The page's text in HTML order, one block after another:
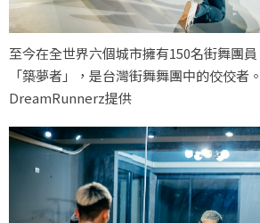
至今在全世界六個城市擁有150名街舞團
「築夢者」，是台灣街舞舞團中的佼佼者
DreamRunnerz提供